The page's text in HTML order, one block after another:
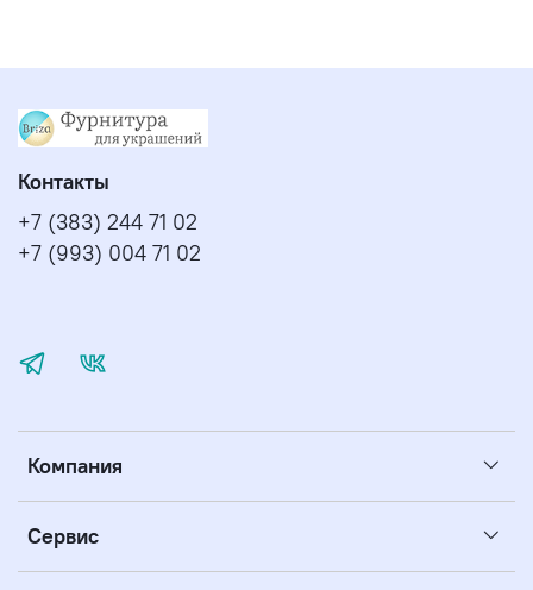
Компания
Сервис
Контакты
+7 (383) 244 71 02
+7 (993) 004 71 02